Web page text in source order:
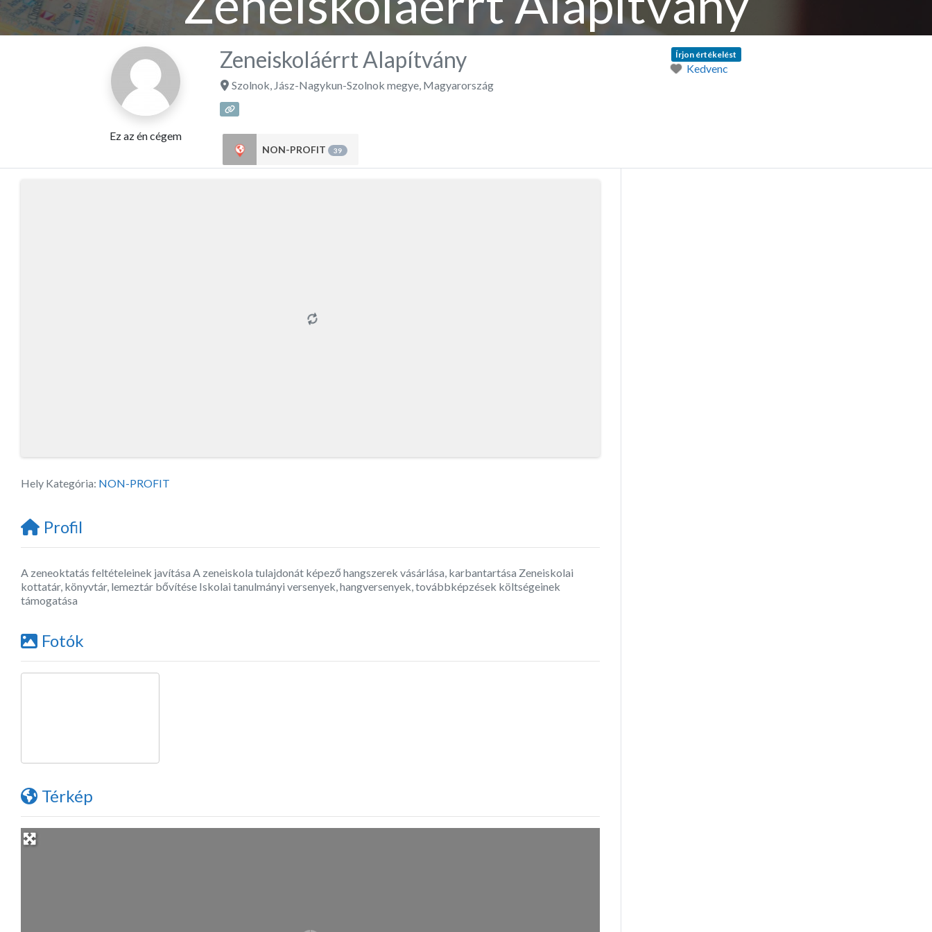
Ez az én cégem
Zeneiskoláérrt Alapítvány
Szolnok, Jász-Nagykun-Szolnok megye, Magyarország
NON-PROFIT 39
Írjon értékelést
Kedvenc
Hely Kategória: NON-PROFIT
Profil
A zeneoktatás feltételeinek javítása A zeneiskola tulajdonát képező hangszerek vásárlása, karbantartása Zeneiskolai
kottatár, könyvtár, lemeztár bővítése Iskolai tanulmányi versenyek, hangversenyek, továbbképzések költségeinek
támogatása
Fotók
Térkép